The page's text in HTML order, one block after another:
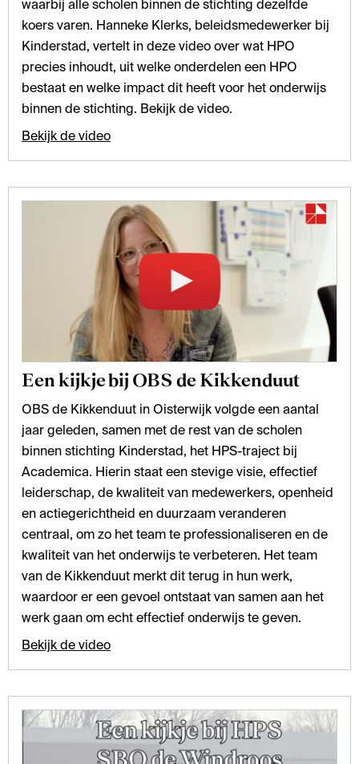
waarbij alle scholen binnen de stichting dezelfde
koers varen. Hanneke Klerks, beleidsmedewerker bij
Kinderstad, vertelt in deze video over wat HPO
precies inhoudt, uit welke onderdelen een HPO
bestaat en welke impact dit heeft voor het onderwijs
binnen de stichting. Bekijk de video.
Bekijk de video
Een kijkje bij OBS de Kikkenduut
OBS de Kikkenduut in Oisterwijk volgde een aantal
jaar geleden, samen met de rest van de scholen
binnen stichting Kinderstad, het HPS-traject bij
Academica. Hierin staat een stevige visie, effectief
leiderschap, de kwaliteit van medewerkers, openheid
en actiegerichtheid en duurzaam veranderen
centraal, om zo het team te professionaliseren en de
kwaliteit van het onderwijs te verbeteren. Het team
van de Kikkenduut merkt dit terug in hun werk,
waardoor er een gevoel ontstaat van samen aan het
werk gaan om echt effectief onderwijs te geven.
Bekijk de video